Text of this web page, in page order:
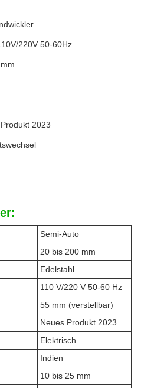
220V 50-60Hz
2023
Semi-Auto
20 bis 200 mm
Edelstahl
110 V/220 V 50-60 Hz
55 mm (verstellbar)
Neues Produkt 2023
Elektrisch
Indien
10 bis 25 mm